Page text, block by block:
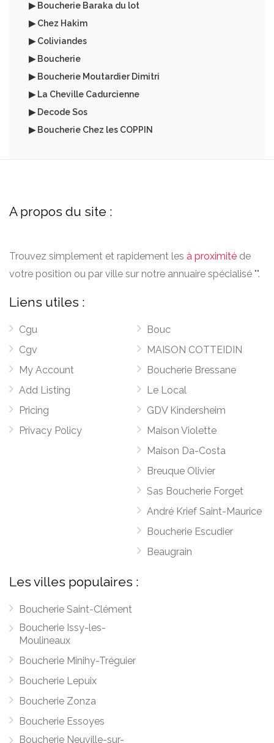
▶ Boucherie Baraka du lot
▶ Chez Hakim
▶ Coliviandes
▶ Boucherie
▶ Boucherie Moutardier Dimitri
▶ La Cheville Cadurcienne
▶ Decode Sos
▶ Boucherie Chez les COPPIN
A propos du site :
Trouvez simplement et rapidement les à proximité de
votre position ou par ville sur notre annuaire spécialisé "".
Liens utiles :
Cgu
Cgv
My Account
Add Listing
Pricing
Privacy Policy
Bouc
MAISON COTTEIDIN
Boucherie Bressane
Le Local
GDV Kindersheim
Maison Violette
Maison Da-Costa
Breuque Olivier
Sas Boucherie Forget
André Krief Saint-Maurice
Boucherie Escudier
Beaugrain
Les villes populaires :
Boucherie Saint-Clément
Boucherie Issy-les-
Moulineaux
Boucherie Minihy-Tréguier
Boucherie Lepuix
Boucherie Zonza
Boucherie Essoyes
Boucherie Neuville-sur-